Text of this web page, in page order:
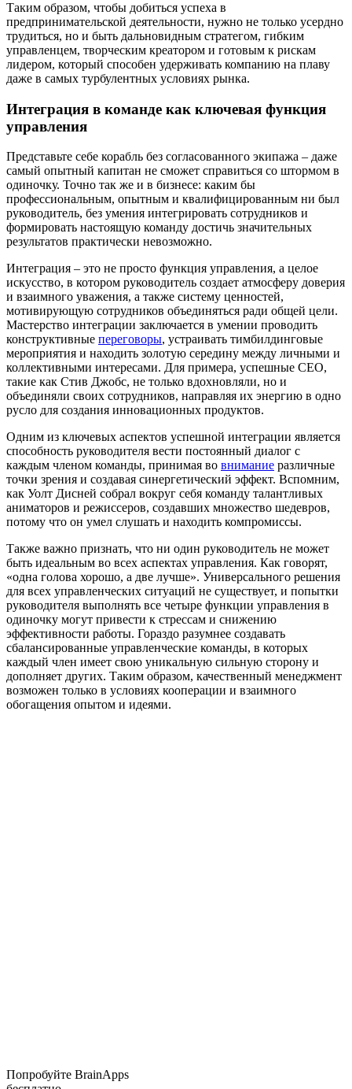
Таким образом, чтобы добиться успеха в
предпринимательской деятельности, нужно не только усердно
трудиться, но и быть дальновидным стратегом, гибким
управленцем, творческим креатором и готовым к рискам
лидером, который способен удерживать компанию на плаву
даже в самых турбулентных условиях рынка.
Интеграция в команде как ключевая функция
управления
Представьте себе корабль без согласованного экипажа – даже
самый опытный капитан не сможет справиться со штормом в
одиночку. Точно так же и в бизнесе: каким бы
профессиональным, опытным и квалифицированным ни был
руководитель, без умения интегрировать сотрудников и
формировать настоящую команду достичь значительных
результатов практически невозможно.
Интеграция – это не просто функция управления, а целое
искусство, в котором руководитель создает атмосферу доверия
и взаимного уважения, а также систему ценностей,
мотивирующую сотрудников объединяться ради общей цели.
Мастерство интеграции заключается в умении проводить
конструктивные переговоры, устраивать тимбилдинговые
мероприятия и находить золотую середину между личными и
коллективными интересами. Для примера, успешные CEO,
такие как Стив Джобс, не только вдохновляли, но и
объединяли своих сотрудников, направляя их энергию в одно
русло для создания инновационных продуктов.
Одним из ключевых аспектов успешной интеграции является
способность руководителя вести постоянный диалог с
каждым членом команды, принимая во внимание различные
точки зрения и создавая синергетический эффект. Вспомним,
как Уолт Дисней собрал вокруг себя команду талантливых
аниматоров и режиссеров, создавших множество шедевров,
потому что он умел слушать и находить компромиссы.
Также важно признать, что ни один руководитель не может
быть идеальным во всех аспектах управления. Как говорят,
«одна голова хорошо, а две лучше». Универсального решения
для всех управленческих ситуаций не существует, и попытки
руководителя выполнять все четыре функции управления в
одиночку могут привести к стрессам и снижению
эффективности работы. Гораздо разумнее создавать
сбалансированные управленческие команды, в которых
каждый член имеет свою уникальную сильную сторону и
дополняет других. Таким образом, качественный менеджмент
возможен только в условиях кооперации и взаимного
обогащения опытом и идеями.
Попробуйте BrainApps